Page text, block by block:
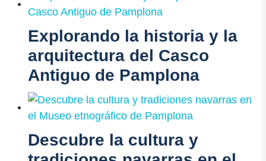
Explorando la historia y la
arquitectura del Casco
Antiguo de Pamplona
Descubre la cultura y